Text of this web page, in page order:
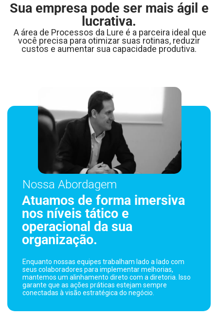
Sua empresa pode ser mais ágil e
lucrativa.
A área de Processos da Lure é a parceira ideal que
você precisa para otimizar suas rotinas, reduzir
custos e aumentar sua capacidade produtiva.
Nossa Abordagem
Atuamos de forma imersiva
nos níveis tático e
operacional da sua
organização.
Enquanto nossas equipes trabalham lado a lado com
seus colaboradores para implementar melhorias,
mantemos um alinhamento direto com a diretoria. Isso
garante que as ações práticas estejam sempre
conectadas à visão estratégica do negócio.